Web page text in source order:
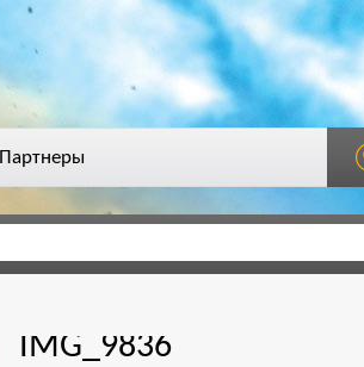
Партнеры
IMG_9836